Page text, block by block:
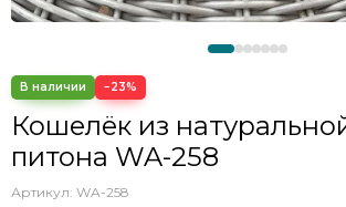
−23%
Кошелёк из
питона WA-258
Артикул: WA-258